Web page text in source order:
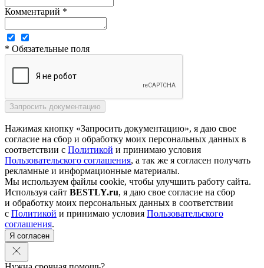
Комментарий *
* Обязательные поля
Нажимая кнопку «Запросить документацию», я даю свое
согласие на сбор и обработку моих персональных данных в
соответствии с Политикой и принимаю условия
Пользовательского соглашения, а так же я согласен получать
рекламные и информационные материалы.
Мы используем файлы cookie, чтобы улучшить работу сайта.
Используя сайт BESTLY.ru, я даю свое согласие на сбор
и обработку моих персональных данных в соответствии
с Политикой и принимаю условия Пользовательского
соглашения.
Я согласен